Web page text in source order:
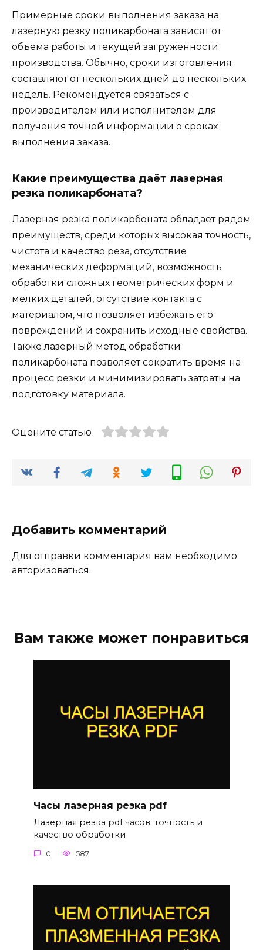
Примерные сроки выполнения заказа на
лазерную резку поликарбоната зависят от
объема работы и текущей загруженности
производства. Обычно, сроки изготовления
составляют от нескольких дней до нескольких
недель. Рекомендуется связаться с
производителем или исполнителем для
получения точной информации о сроках
выполнения заказа.
Какие преимущества даёт лазерная
резка поликарбоната?
Лазерная резка поликарбоната обладает рядом
преимуществ, среди которых высокая точность,
чистота и качество реза, отсутствие
механических деформаций, возможность
обработки сложных геометрических форм и
мелких деталей, отсутствие контакта с
материалом, что позволяет избежать его
повреждений и сохранить исходные свойства.
Также лазерный метод обработки
поликарбоната позволяет сократить время на
процесс резки и минимизировать затраты на
подготовку материала.
Оцените статью
Добавить комментарий
Для отправки комментария вам необходимо
авторизоваться.
Вам также может понравиться
Часы лазерная резка pdf
Лазерная резка pdf часов: точность и
качество обработки
0 587